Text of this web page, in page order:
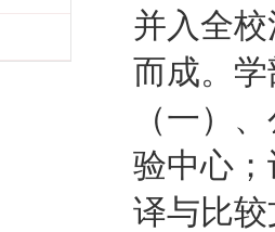
并入全
而成。
（一）
验中心
译与比